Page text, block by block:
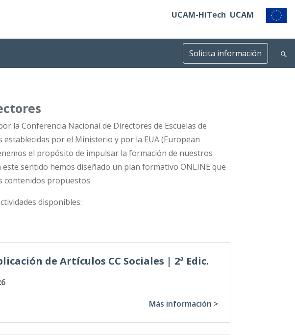
UCAM-HiTech UCAM
Solicita información
la Conferencia Nacional de Directores de Escuelas de
por el Ministerio y por la EUA (European
el propósito de impulsar la formación de nuestros
sentido hemos diseñado un plan formativo ONLINE que
contenidos propuestos
disponibles:
de Artículos CC Sociales | 2ª Edic.
Más información >